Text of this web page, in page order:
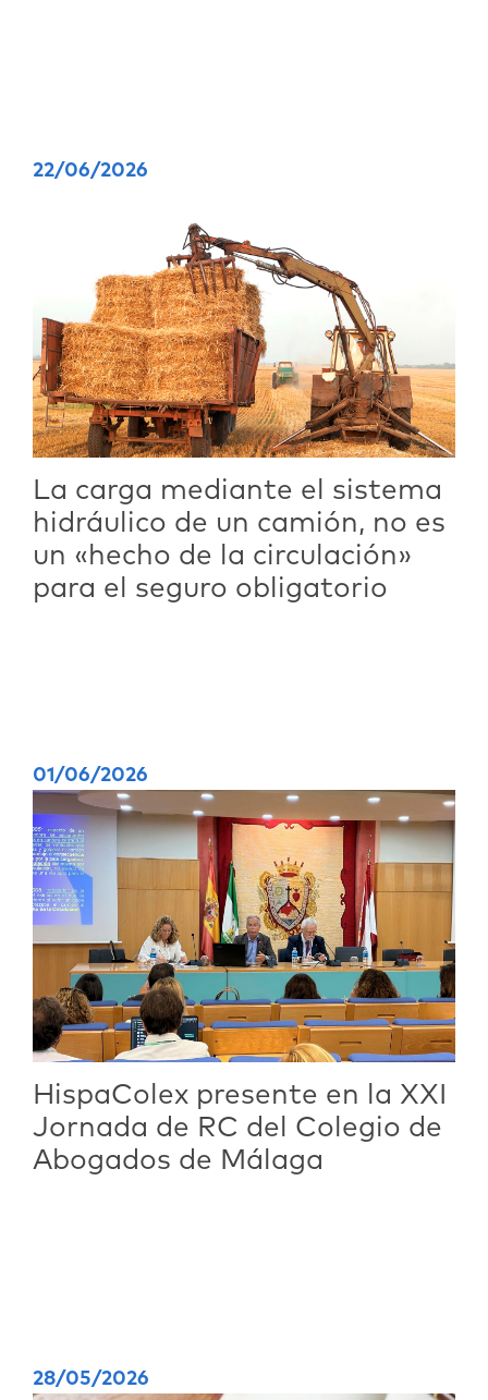
22/06/2026
La carga mediante el sistema
hidráulico de un camión, no es
un «hecho de la circulación»
para el seguro obligatorio
01/06/2026
HispaColex presente en la XXI
Jornada de RC del Colegio de
Abogados de Málaga
28/05/2026